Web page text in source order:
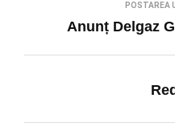
POSTAREA
Anunț Delgaz